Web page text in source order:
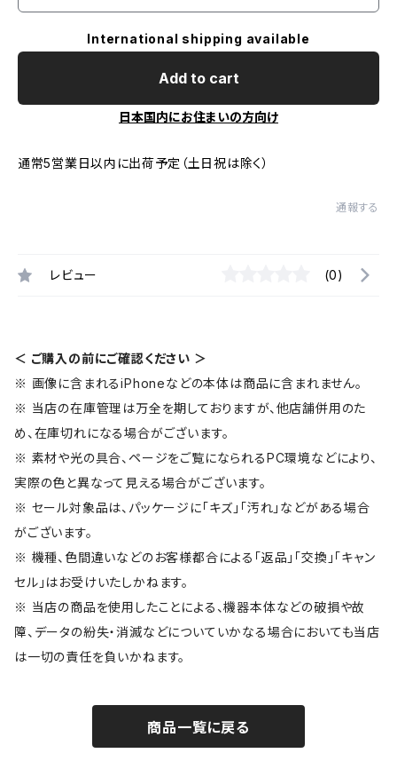
International shipping available
Add to cart
日本国内にお住まいの方向け
通常5営業日以内に出荷予定（土日祝は除く）
通報する
レビュー (0)
＜ ご購入の前にご確認ください ＞
※ 画像に含まれるiPhoneなどの本体は商品に含まれません。
※ 当店の在庫管理は万全を期しておりますが、他店舗併用のた
め、在庫切れになる場合がございます。
※ 素材や光の具合、ページをご覧になられるPC環境などにより、
実際の色と異なって見える場合がございます。
※ セール対象品は、パッケージに「キズ」「汚れ」などがある場合
がございます。
※ 機種、色間違いなどのお客様都合による「返品」「交換」「キャン
セル」はお受けいたしかねます。
※ 当店の商品を使用したことによる、機器本体などの破損や故
障、データの紛失・消滅などについていかなる場合においても当店
は一切の責任を負いかねます。
商品一覧に戻る